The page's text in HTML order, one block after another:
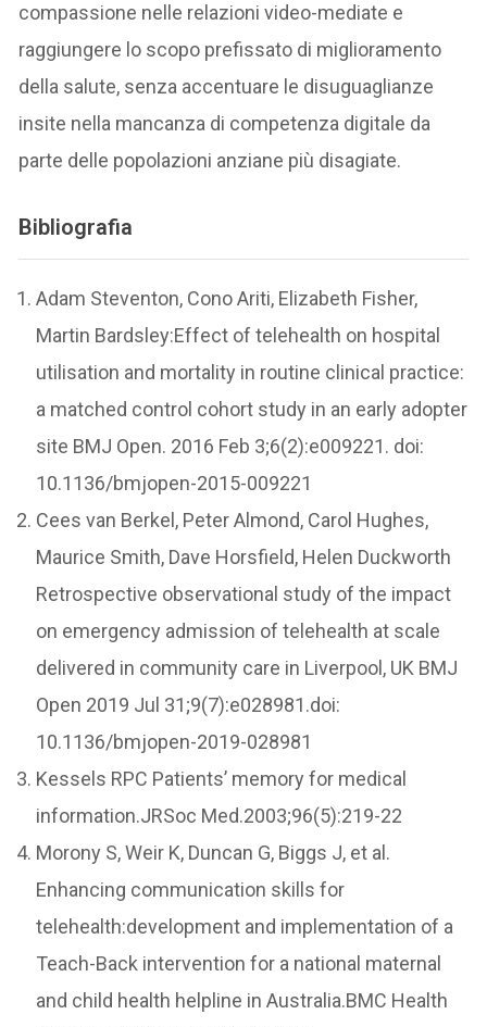
compassione nelle relazioni video-mediate e
raggiungere lo scopo prefissato di miglioramento
della salute, senza accentuare le disuguaglianze
insite nella mancanza di competenza digitale da
parte delle popolazioni anziane più disagiate.
Bibliografia
Adam Steventon, Cono Ariti, Elizabeth Fisher,
Martin Bardsley:Effect of telehealth on hospital
utilisation and mortality in routine clinical practice:
a matched control cohort study in an early adopter
site BMJ Open. 2016 Feb 3;6(2):e009221. doi:
10.1136/bmjopen-2015-009221
Cees van Berkel, Peter Almond, Carol Hughes,
Maurice Smith, Dave Horsfield, Helen Duckworth
Retrospective observational study of the impact
on emergency admission of telehealth at scale
delivered in community care in Liverpool, UK BMJ
Open 2019 Jul 31;9(7):e028981.doi:
10.1136/bmjopen-2019-028981
Kessels RPC Patients’ memory for medical
information.JRSoc Med.2003;96(5):219-22
Morony S, Weir K, Duncan G, Biggs J, et al.
Enhancing communication skills for
telehealth:development and implementation of a
Teach-Back intervention for a national maternal
and child health helpline in Australia.BMC Health